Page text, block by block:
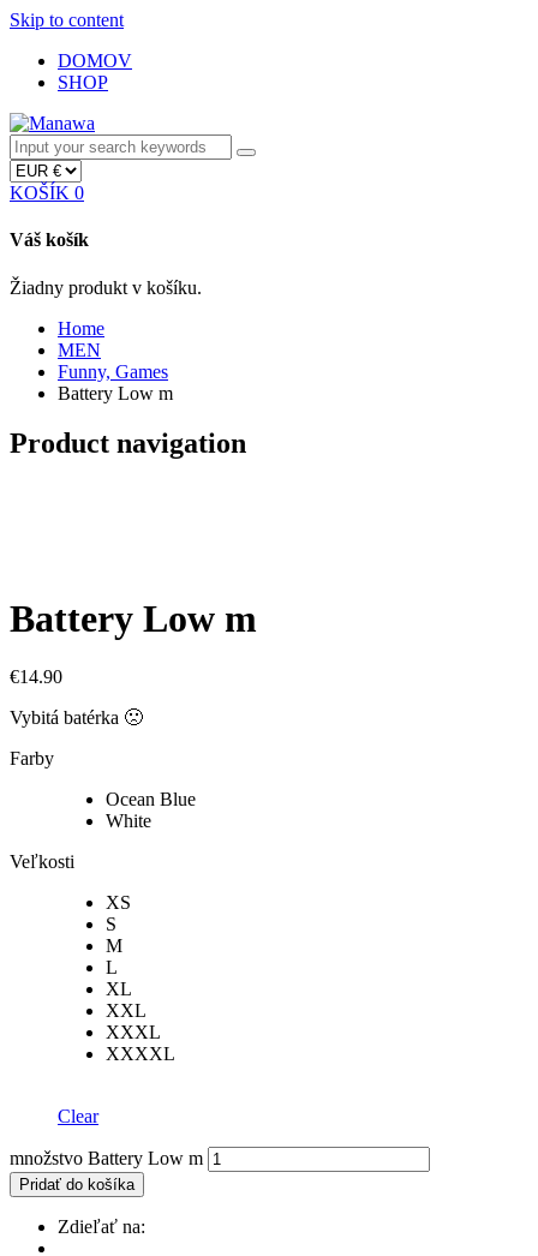
Skip to content
DOMOV
SHOP
KOŠÍK 0
Váš košík
Žiadny produkt v košíku.
Home
MEN
Funny, Games
Battery Low m
Product navigation
Battery Low m
€14.90
Vybitá batérka 🙁
Farby
Ocean Blue
White
Veľkosti
XS
S
M
L
XL
XXL
XXXL
XXXXL
Clear
množstvo Battery Low m
Pridať do košíka
Zdieľať na: